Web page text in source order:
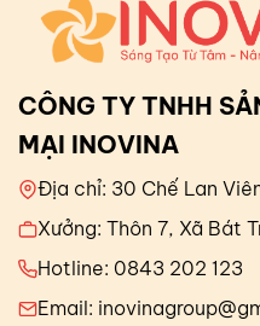
CÔNG TY TNHH
MẠI INOVINA
Địa chỉ: 30 Chế Lan
Xưởng: Thôn 7, Xã Bát
Hotline: 0843 202 123
Email: